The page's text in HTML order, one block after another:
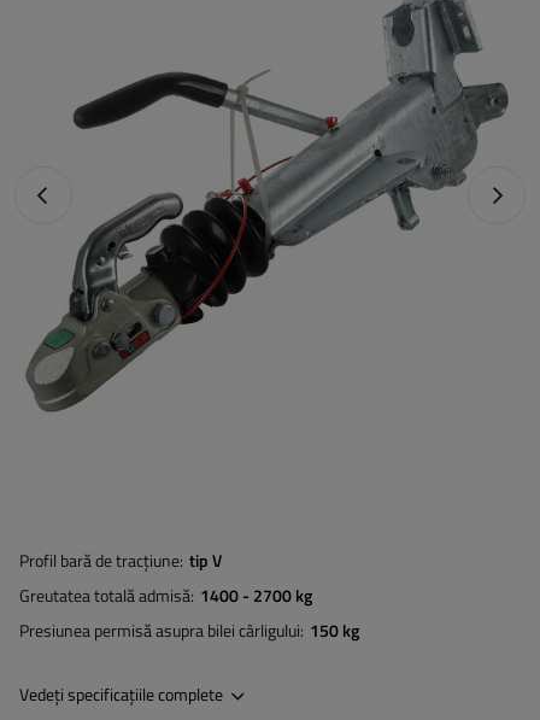
Fotografia anterioară
Profil bară de tracțiune tip V
Greutatea totală admisă 1400 - 2700 kg
Presiunea permisă asupra bilei cârligului 150 kg
Vedeți specificațiile complete